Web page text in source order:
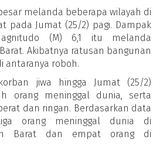
melanda beberapa wilayah di
pada Jumat (25/2) pagi. Dampak
(M) 6,1 itu melanda
Akibatnya ratusan bangunan
antaranya roboh.
jiwa hingga Jumat (25/2)
orang meninggal dunia, serta
dan ringan. Berdasarkan data
orang meninggal dunia di
Barat dan empat orang di